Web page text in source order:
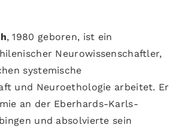
, 1980 geboren, ist ein
Neurowissenschaftler,
systemische
und Neuroethologie arbeitet. Er
an der Eberhards-Karls-
und absolvierte sein